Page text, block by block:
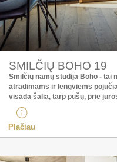
SMILČIŲ BOHO 19
Smilčių namų studija Boho - tai
atradimams ir lengviems
visada šalia, tarp pušų, prie
Plačiau